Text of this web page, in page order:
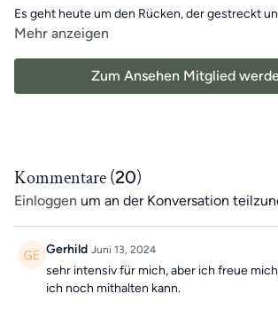
Es geht heute um den Rücken, der gestreckt
Merke selbst wie du die Verspannungen des
Eine gesunde und schmerzfreie Körpermitte ist
Rücken.
Wir wünschen dir viel Spaß beim Mitmachen!
Mehr anzeigen
Zum Ansehen Mitglied
Kommentare (20)
Einloggen um an der Konversation
Gerhild Juni 13, 2024
sehr intensiv für mich, aber ich freue
ich noch mithalten kann.